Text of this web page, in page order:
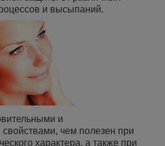
и высыпаний.
и
чем полезен при
характера, а также при